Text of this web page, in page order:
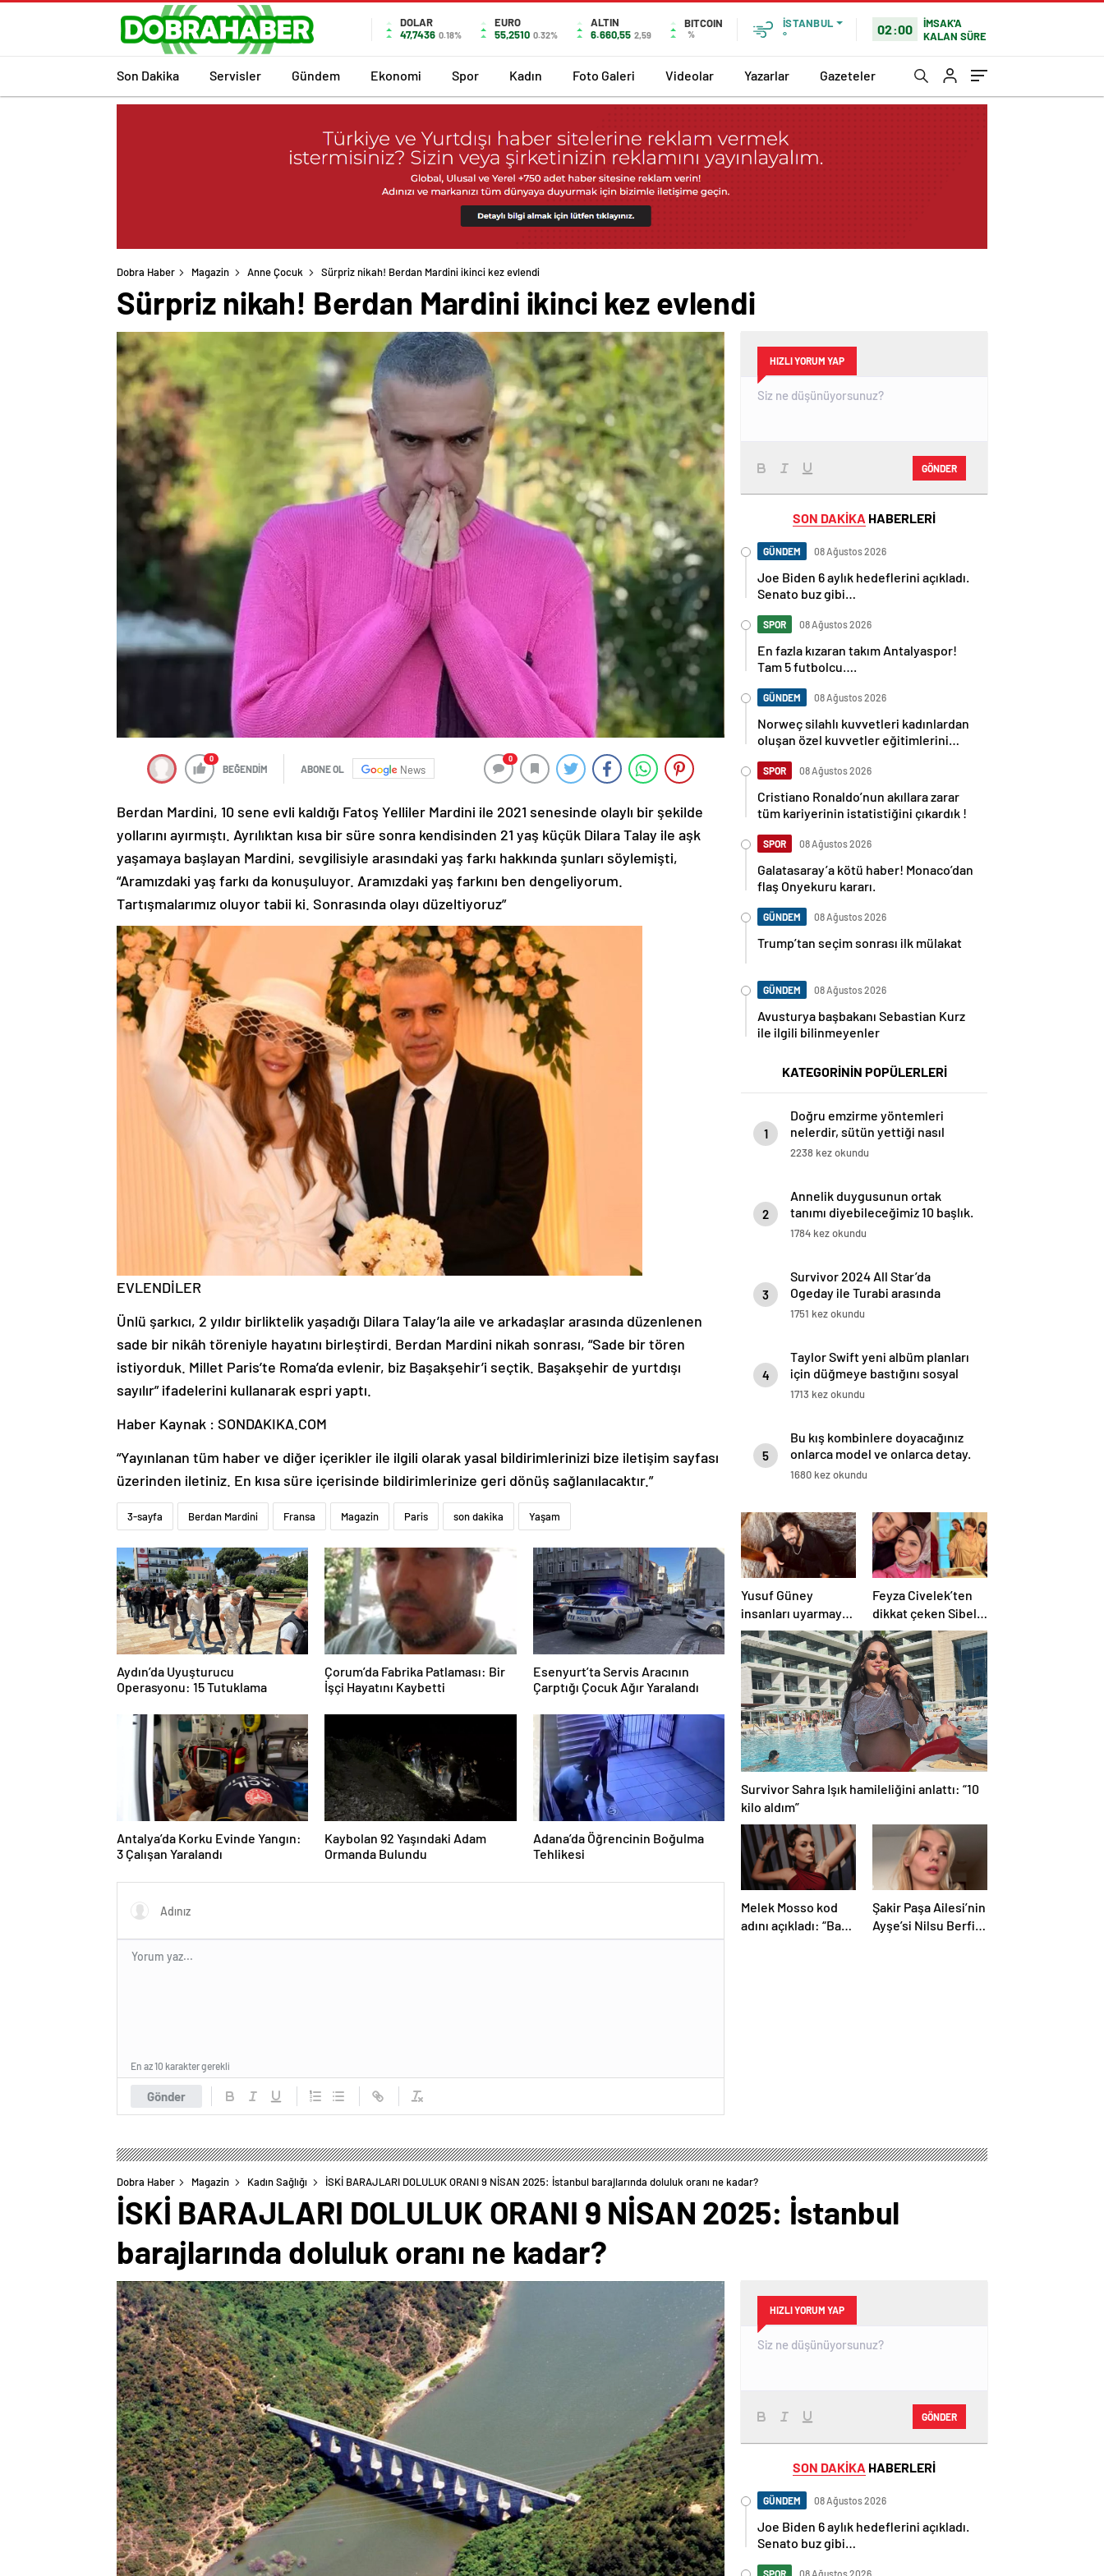
DOLAR
47,7436 0.18%
EURO
55,2510 0.32%
ALTIN
6.660,55 2,59
BITCOIN
%
İSTANBUL
°
02:00
İMSAK'A
KALAN SÜRE
Son Dakika Servisler Gündem Ekonomi Spor Kadın Foto Galeri Videolar Yazarlar Gazeteler
Dobra Haber Magazin Anne Çocuk Sürpriz nikah! Berdan Mardini ikinci kez evlendi
Sürpriz nikah! Berdan Mardini ikinci kez evlendi
0
BEĞENDİM ABONE OL News
0
Berdan Mardini, 10 sene evli kaldığı Fatoş Yelliler Mardini ile 2021 senesinde olaylı bir şekilde
yollarını ayırmıştı. Ayrılıktan kısa bir süre sonra kendisinden 21 yaş küçük Dilara Talay ile aşk
yaşamaya başlayan Mardini, sevgilisiyle arasındaki yaş farkı hakkında şunları söylemişti,
“Aramızdaki yaş farkı da konuşuluyor. Aramızdaki yaş farkını ben dengeliyorum.
Tartışmalarımız oluyor tabii ki. Sonrasında olayı düzeltiyoruz”
EVLENDİLER
Ünlü şarkıcı, 2 yıldır birliktelik yaşadığı Dilara Talay’la aile ve arkadaşlar arasında düzenlenen
sade bir nikâh töreniyle hayatını birleştirdi. Berdan Mardini nikah sonrası, “Sade bir tören
istiyorduk. Millet Paris’te Roma’da evlenir, biz Başakşehir’i seçtik. Başakşehir de yurtdışı
sayılır” ifadelerini kullanarak espri yaptı.
Haber Kaynak : SONDAKIKA.COM
“Yayınlanan tüm haber ve diğer içerikler ile ilgili olarak yasal bildirimlerinizi bize iletişim sayfası
üzerinden iletiniz. En kısa süre içerisinde bildirimlerinize geri dönüş sağlanılacaktır.”
3-sayfa Berdan Mardini Fransa Magazin Paris son dakika Yaşam
Aydın’da Uyuşturucu
Operasyonu: 15 Tutuklama
Çorum’da Fabrika Patlaması: Bir
İşçi Hayatını Kaybetti
Esenyurt’ta Servis Aracının
Çarptığı Çocuk Ağır Yaralandı
Antalya’da Korku Evinde Yangın:
3 Çalışan Yaralandı
Kaybolan 92 Yaşındaki Adam
Ormanda Bulundu
Adana’da Öğrencinin Boğulma
Tehlikesi
Gönder
En az 10 karakter gerekli
HIZLI YORUM YAP
GÖNDER
SON DAKİKA HABERLERİ
GÜNDEM 08 Ağustos 2026
Joe Biden 6 aylık hedeflerini açıkladı.
Senato buz gibi…
SPOR 08 Ağustos 2026
En fazla kızaran takım Antalyaspor!
Tam 5 futbolcu….
GÜNDEM 08 Ağustos 2026
Norweç silahlı kuvvetleri kadınlardan
oluşan özel kuvvetler eğitimlerini
SPOR 08 Ağustos 2026
Cristiano Ronaldo’nun akıllara zarar
tüm kariyerinin istatistiğini çıkardık !
SPOR 08 Ağustos 2026
Galatasaray’a kötü haber! Monaco’dan
flaş Onyekuru kararı.
GÜNDEM 08 Ağustos 2026
Trump’tan seçim sonrası ilk mülakat
GÜNDEM 08 Ağustos 2026
Avusturya başbakanı Sebastian Kurz
ile ilgili bilinmeyenler
KATEGORİNİN POPÜLERLERİ
1
Doğru emzirme yöntemleri
nelerdir, sütün yettiği nasıl
anlaşılır?
2238 kez okundu
2
Annelik duygusunun ortak
tanımı diyebileceğimiz 10 başlık.
1784 kez okundu
3
Survivor 2024 All Star’da
Ogeday ile Turabi arasında
gerginlik tırmandı! Adaya veda
1751 kez okundu
4
Taylor Swift yeni albüm planları
için düğmeye bastığını sosyal
medyadan duyurdu!
1713 kez okundu
5
Bu kış kombinlere doyacağınız
onlarca model ve onlarca detay.
1680 kez okundu
Yusuf Güney
insanları uyarmaya
devam ediyor:
“Uzaylılar bizi
ciddiye almıyor”
Feyza Civelek’ten
dikkat çeken Sibel
Taşçıoğlu paylaşımı
geldi
Survivor Sahra Işık hamileliğini anlattı: “10
kilo aldım”
Melek Mosso kod
adını açıkladı: “Bana
Şakir Paşa Ailesi’nin
Ayşe’si Nilsu Berfin
Dobra Haber Magazin Kadın Sağlığı İSKİ BARAJLARI DOLULUK ORANI 9 NİSAN 2025: İstanbul barajlarında doluluk oranı ne kadar?
İSKİ BARAJLARI DOLULUK ORANI 9 NİSAN 2025: İstanbul
barajlarında doluluk oranı ne kadar?
HIZLI YORUM YAP
GÖNDER
SON DAKİKA HABERLERİ
GÜNDEM 08 Ağustos 2026
Joe Biden 6 aylık hedeflerini açıkladı.
Senato buz gibi…
SPOR 08 Ağustos 2026